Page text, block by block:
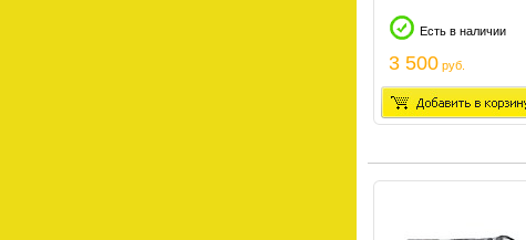
Есть в наличии
3 500 руб.